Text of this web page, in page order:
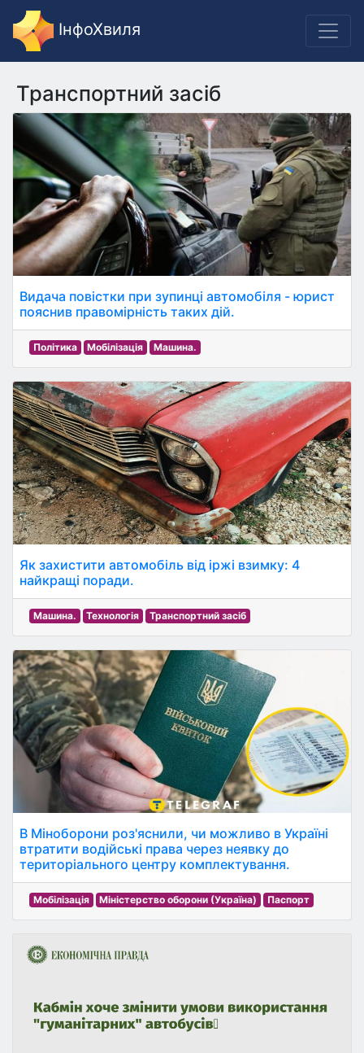
ІнфоХвиля
Транспортний засіб
Видача повістки при зупинці автомобіля - юрист
пояснив правомірність таких дій.
Політика Мобілізація Машина.
Як захистити автомобіль від іржі взимку: 4
найкращі поради.
Машина. Технологія Транспортний засіб
В Міноборони роз'яснили, чи можливо в Україні
втратити водійські права через неявку до
територіального центру комплектування.
Мобілізація Міністерство оборони (Україна) Паспорт